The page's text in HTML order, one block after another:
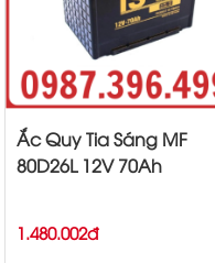
Ắc Quy Tia Sáng MF
80D26L 12V 70Ah
1.480.002đ